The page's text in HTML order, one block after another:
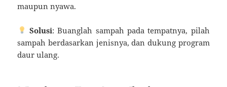
maupun nyawa.
Solusi: Buanglah sampah pada tempatnya, pilah
sampah berdasarkan jenisnya, dan dukung program
daur ulang.